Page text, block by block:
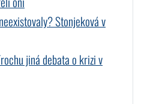
Stonjeková v
jiná debata o krizi v